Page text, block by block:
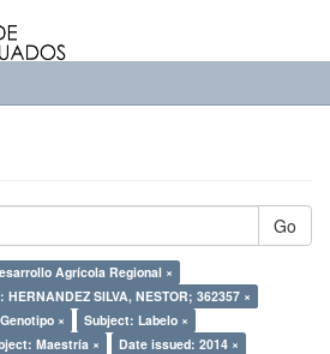
Go
Agrícola Regional ×
HERNANDEZ SILVA, NESTOR; 362357 ×
×
Subject: Labelo ×
Maestría ×
Date issued: 2014 ×